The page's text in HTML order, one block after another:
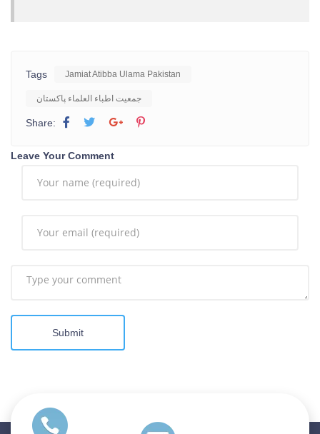
Tags Jamiat Atibba Ulama Pakistan
جمعیت اطباء العلماء پاکستان
Share:
Leave Your Comment
Submit